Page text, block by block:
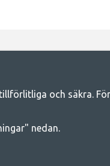
hos oss. Vi tycker
priskategori erbjuda den
om.
och säkra.
nedan.